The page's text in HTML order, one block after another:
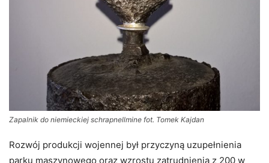
Zapalnik do niemieckiej schrapnellmine fot. Tomek Kajdan
Rozwój produkcji wojennej był przyczyną uzupełnienia
parku maszynowego oraz wzrostu zatrudnienia z 200 w